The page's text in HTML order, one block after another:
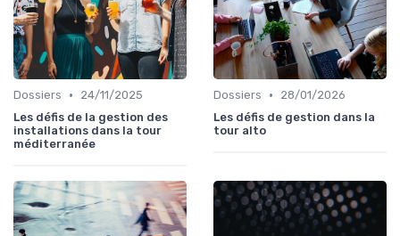
Dossiers •
24/11/2025
Les défis de la gestion des
installations dans la tour
méditerranée
Dossiers •
28/01/2026
Les défis de gestion dans la
tour alto